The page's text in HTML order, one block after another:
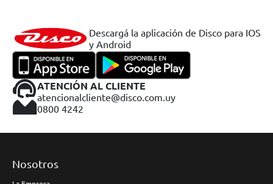
Descargá la aplicación de Disco para IOS
y Android
ATENCIÓN AL CLIENTE
atencionalcliente@disco.com.uy
0800 4242
Nosotros